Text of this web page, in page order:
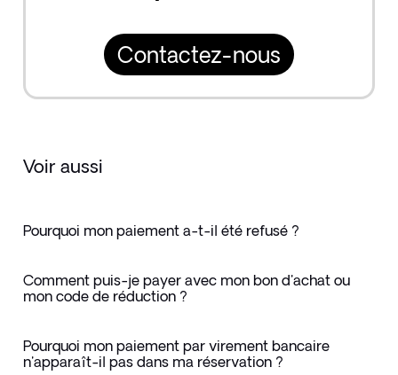
Contactez-nous
Voir aussi
Pourquoi mon paiement a-t-il été refusé ?
Comment puis-je payer avec mon bon d'achat ou
mon code de réduction ?
Pourquoi mon paiement par virement bancaire
n'apparaît-il pas dans ma réservation ?